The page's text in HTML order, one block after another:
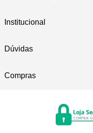
Institucional
Dúvidas
Compras